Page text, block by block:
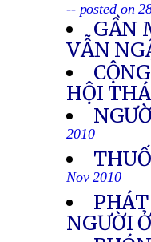
-- posted on
GẦN
VẪN
HỘI
2010
Nov 2010
NGƯỜI